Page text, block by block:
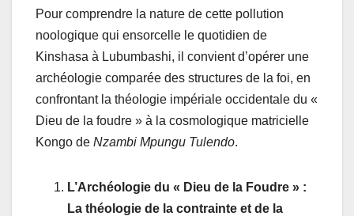
Pour comprendre la nature de cette pollution
noologique qui ensorcelle le quotidien de
Kinshasa à Lubumbashi, il convient d’opérer une
archéologie comparée des structures de la foi, en
confrontant la théologie impériale occidentale du «
Dieu de la foudre » à la cosmologique matricielle
Kongo de Nzambi Mpungu Tulendo.
L’Archéologie du « Dieu de la Foudre » :
La théologie de la contrainte et de la